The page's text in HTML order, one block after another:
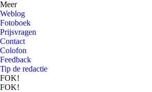
Meer
Weblog
Fotoboek
Prijsvragen
Contact
Colofon
Feedback
Tip de redactie
FOK!
FOK!